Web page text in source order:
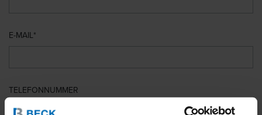
E-MAIL
TELEFONNUMMER